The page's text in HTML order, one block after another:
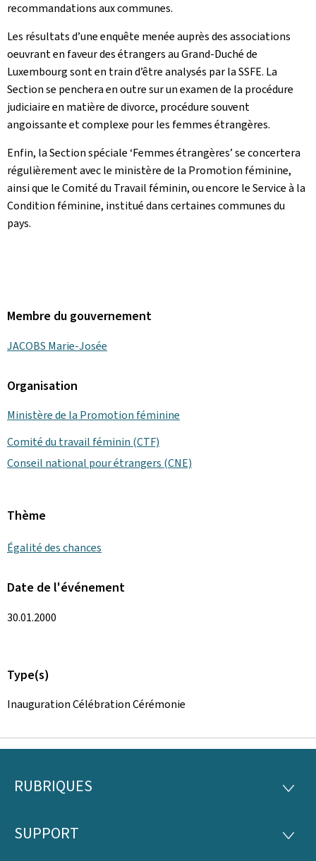
recommandations aux communes.
Les résultats d’une enquête menée auprès des associations
oeuvrant en faveur des étrangers au Grand-Duché de
Luxembourg sont en train d’être analysés par la SSFE. La
Section se penchera en outre sur un examen de la procédure
judiciaire en matière de divorce, procédure souvent
angoissante et complexe pour les femmes étrangères.
Enfin, la Section spéciale ‘Femmes étrangères’ se concertera
régulièrement avec le ministère de la Promotion féminine,
ainsi que le Comité du Travail féminin, ou encore le Service à la
Condition féminine, institué dans certaines communes du
pays.
Membre du gouvernement
JACOBS Marie-Josée
Organisation
Ministère de la Promotion féminine
Comité du travail féminin (CTF)
Conseil national pour étrangers (CNE)
Thème
Égalité des chances
Date de l'événement
30.01.2000
Type(s)
Inauguration Célébration Cérémonie
Pied
page
RUBRIQUES
SUPPORT